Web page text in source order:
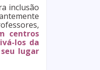
inclusão
centros
los da
lugar